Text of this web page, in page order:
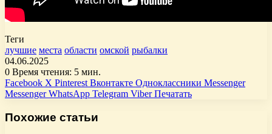
Теги
лучшие места области омской рыбалки
04.06.2025
0 Время чтения: 5 мин.
Facebook X Pinterest Вконтакте Одноклассники Messenger
Messenger WhatsApp Telegram Viber Печатать
Похожие статьи